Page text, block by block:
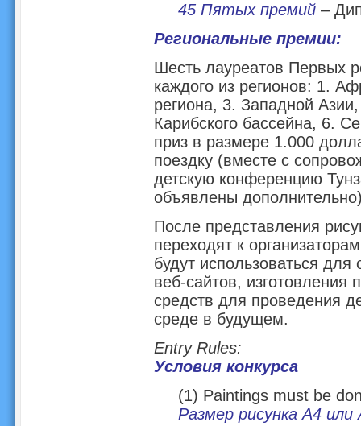
45 Пятых премий–
Региональные премии:
Шесть лауреатов Первых
каждого из регионов: 1.
региона, 3. Западной
Карибского бассейна, 6.
приз в размере 1.000
поездку (вместе с
детскую конференцию
объявлены
После представления
переходят к
будут использоваться
веб-сайтов, изготовления
средств для проведения
среде в будущем.
Entry Rules:
Условия конкурса
(1) Paintings must be
Размер рисунка А4 или